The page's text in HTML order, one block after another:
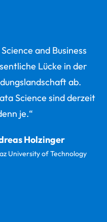
and Business
Lücke in der
ab.
Science sind derzeit
je.“
Holzinger
University of Technology